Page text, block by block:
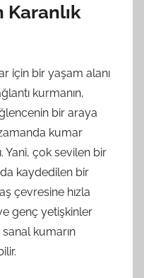
Karanlık
için bir yaşam alanı
kurmanın,
bir araya
kumar
Yani, çok sevilen bir
kaydedilen bir
çevresine hızla
genç yetişkinler
kumarın